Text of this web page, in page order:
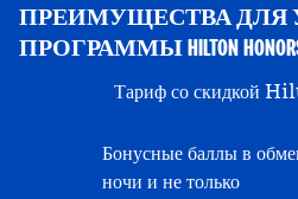
ПРЕИМУЩЕСТВА ДЛЯ
ПРОГРАММЫ HILTON
Тариф со скидкой
Бонусные баллы в
ночи и не только